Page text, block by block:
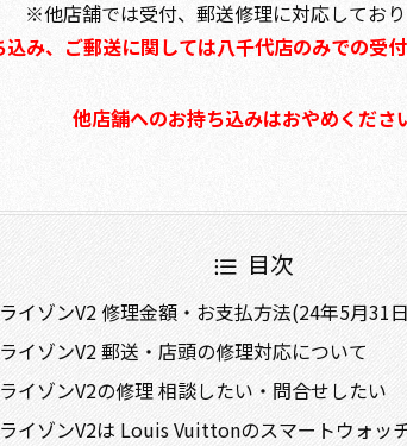
※他店舗では受付、郵送修理に対応しており
込み、ご郵送に関しては八千代店のみでの受
他店舗へのお持ち込みはおやめくださ
目次
イゾンV2 修理金額・お支払方法(24年5月31
イゾンV2 郵送・店頭の修理対応について
イゾンV2の修理 相談したい・問合せしたい
イゾンV2は Louis Vuittonのスマートウォッ